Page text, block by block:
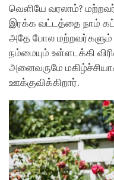
வெளியே வரலாம்?
இரக்க வட்டத்தை நாம்
அதே போல
நம்மையும் உள்ளடக்கி
அனைவருமே
ஊக்குவிக்கிறார்.